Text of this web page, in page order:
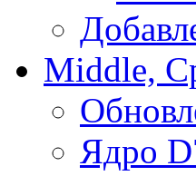
Middle,
Ядро